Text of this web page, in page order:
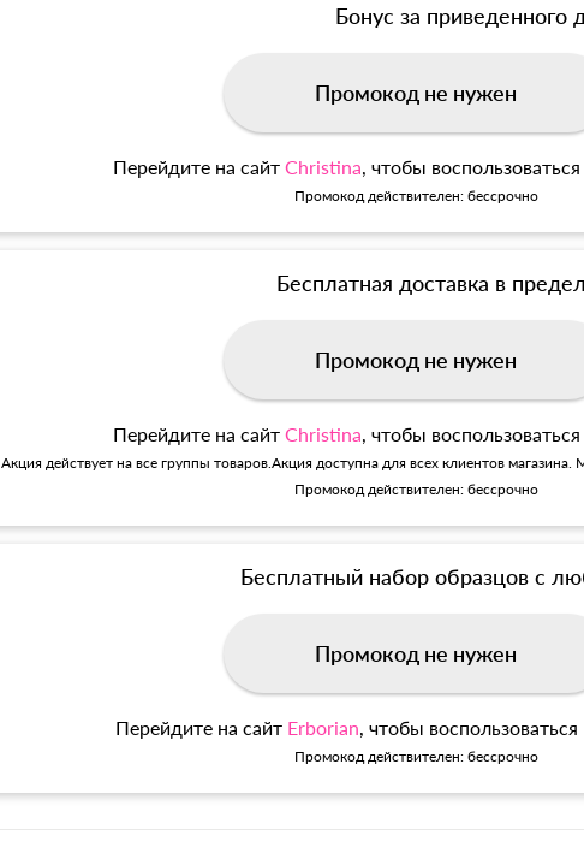
Бонус за приведенного
Промокод не нужен
Перейдите на сайт Christina, чтобы
Промокод действителен: бессрочно
Бесплатная доставка в
Промокод не нужен
Перейдите на сайт Christina, чтобы
Акция действует на все группы товаров.Акция доступна для всех клиентов
Промокод действителен: бессрочно
Бесплатный набор образцов с
Промокод не нужен
Перейдите на сайт Erborian, чтобы
Промокод действителен: бессрочно